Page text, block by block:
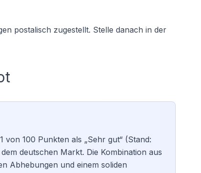
postalisch zugestellt. Stelle danach in der
100 Punkten als „Sehr gut“ (Stand:
deutschen Markt. Die Kombination aus
Abhebungen und einem soliden